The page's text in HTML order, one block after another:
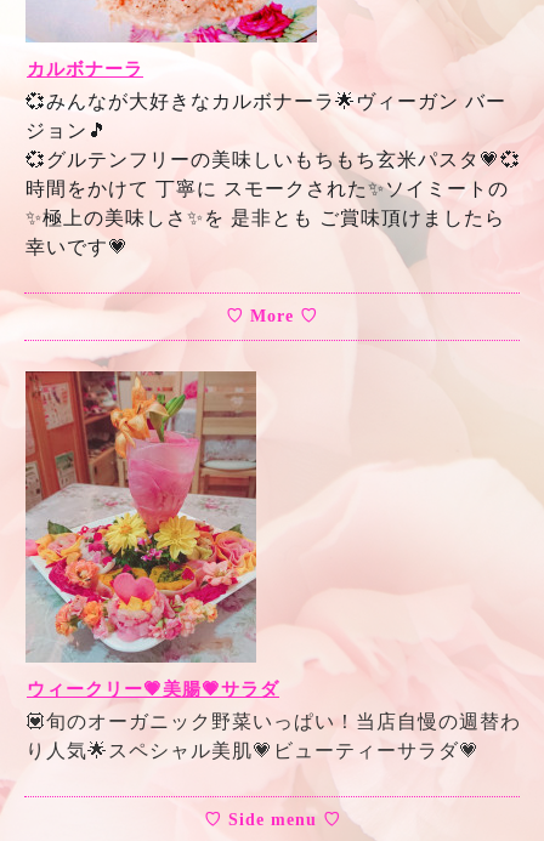
カルボナーラ
💞みんなが大好きなカルボナーラ🌟 ヴィーガン バー
ジョン🎵
💞グルテンフリーの美味しいもちもち玄米パスタ💗💞
時間をかけて 丁寧に スモークされた✨ソイミートの
✨極上の美味しさ✨を 是非とも ご賞味頂けましたら
幸いです💗
♡ More ♡
ウィークリー💗美腸💗サラダ
💟旬のオーガニック野菜いっぱい！当店自慢の週替わ
り人気🌟スペシャル美肌💗ビューティーサラダ💗
♡ Side menu ♡